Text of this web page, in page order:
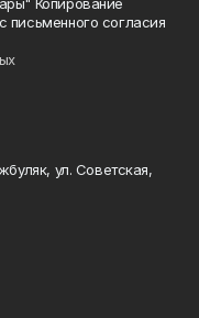
письменного согласия
ул. Советская,